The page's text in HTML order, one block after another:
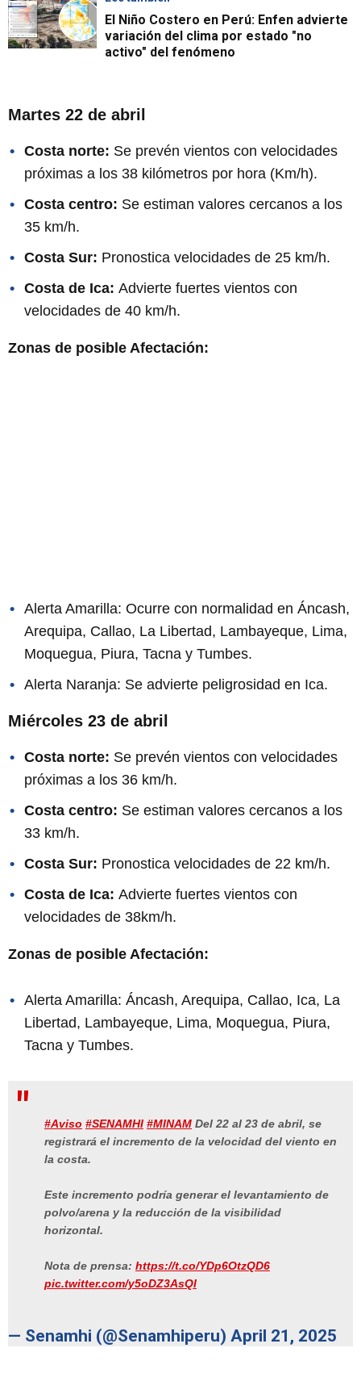
El Niño Costero en Perú: Enfen advierte
variación del clima por estado "no
activo" del fenómeno
Martes 22 de abril
Costa norte: Se prevén vientos con velocidades
próximas a los 38 kilómetros por hora (Km/h).
Costa centro: Se estiman valores cercanos a los
35 km/h.
Costa Sur: Pronostica velocidades de 25 km/h.
Costa de Ica: Advierte fuertes vientos con
velocidades de 40 km/h.
Zonas de posible Afectación:
Alerta Amarilla: Ocurre con normalidad en Áncash,
Arequipa, Callao, La Libertad, Lambayeque, Lima,
Moquegua, Piura, Tacna y Tumbes.
Alerta Naranja: Se advierte peligrosidad en Ica.
Miércoles 23 de abril
Costa norte: Se prevén vientos con velocidades
próximas a los 36 km/h.
Costa centro: Se estiman valores cercanos a los
33 km/h.
Costa Sur: Pronostica velocidades de 22 km/h.
Costa de Ica: Advierte fuertes vientos con
velocidades de 38km/h.
Zonas de posible Afectación:
Alerta Amarilla: Áncash, Arequipa, Callao, Ica, La
Libertad, Lambayeque, Lima, Moquegua, Piura,
Tacna y Tumbes.
#Aviso #SENAMHI #MINAM Del 22 al 23 de abril, se
registrará el incremento de la velocidad del viento en
la costa.
Este incremento podría generar el levantamiento de
polvo/arena y la reducción de la visibilidad
horizontal.
Nota de prensa: https://t.co/YDp6OtzQD6
pic.twitter.com/y5oDZ3AsQI
— Senamhi (@Senamhiperu) April 21, 2025